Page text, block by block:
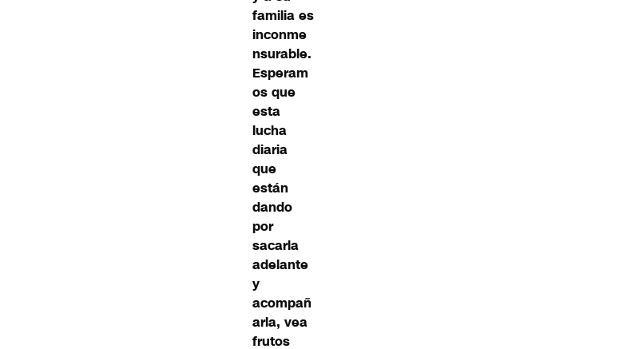
familia es
inconme
nsurable.
Esperam
os que
esta
lucha
diaria
que
están
dando
por
sacarla
adelante
y
acompañ
arla, vea
frutos